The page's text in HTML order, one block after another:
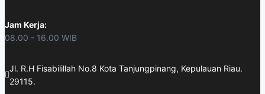
Jam Kerja:
08.00 - 16.00 WIB
Jl. R.H Fisabilillah No.8 Kota Tanjungpinang, Kepulauan Riau.
29115.